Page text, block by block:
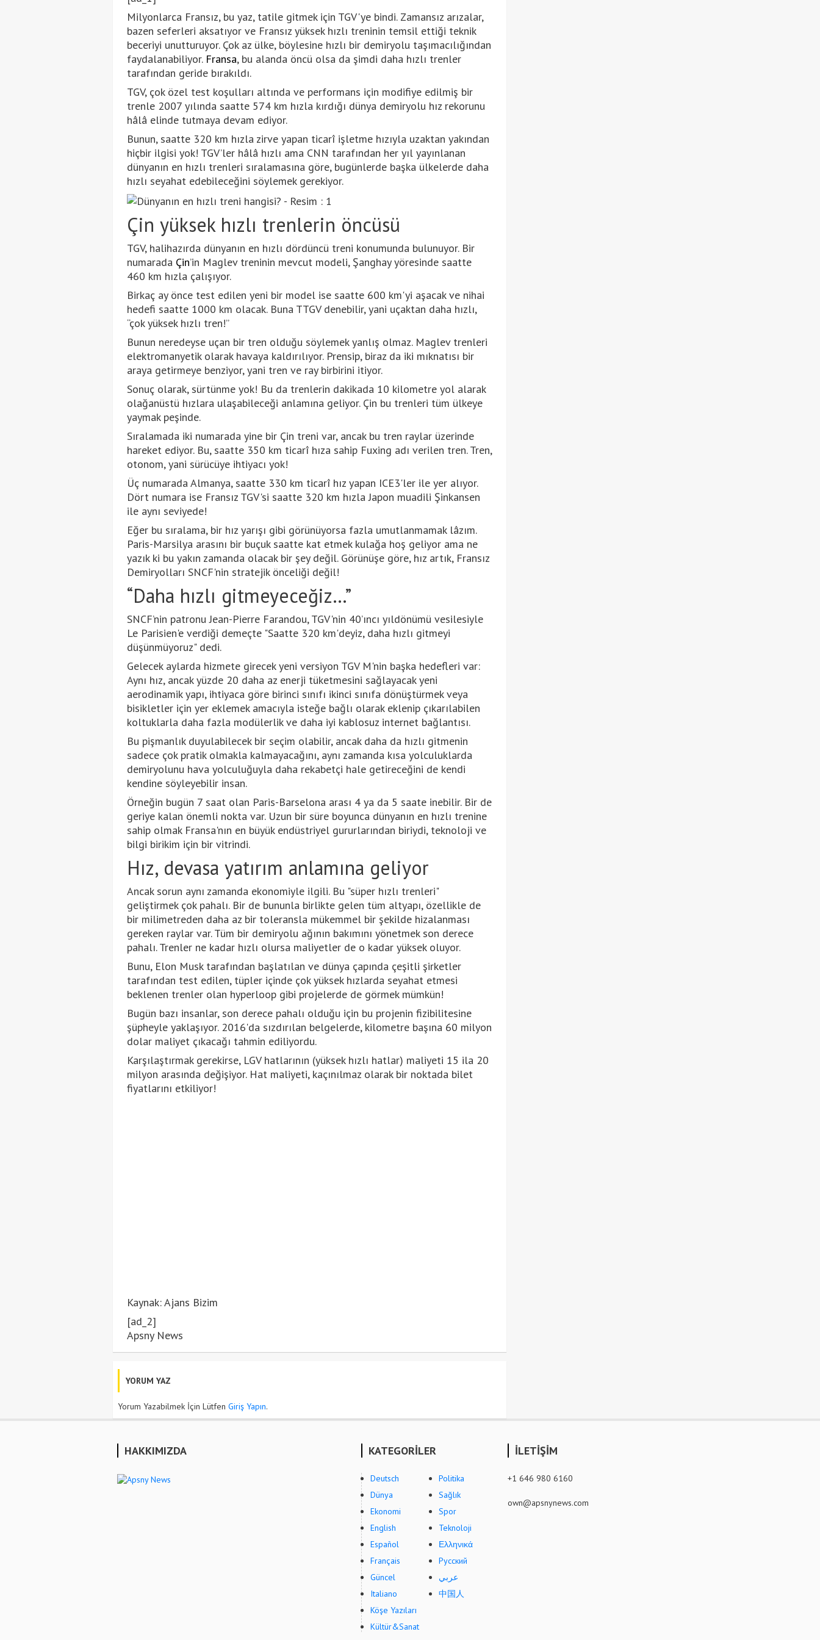
Milyonlarca Fransız, bu yaz, tatile gitmek için TGV'ye bindi. Zamansız arızalar,
bazen seferleri aksatıyor ve Fransız yüksek hızlı treninin temsil ettiği teknik
beceriyi unutturuyor. Çok az ülke, böylesine hızlı bir demiryolu taşımacılığından
faydalanabiliyor. Fransa, bu alanda öncü olsa da şimdi daha hızlı trenler
tarafından geride bırakıldı.
TGV, çok özel test koşulları altında ve performans için modifiye edilmiş bir
trenle 2007 yılında saatte 574 km hızla kırdığı dünya demiryolu hız rekorunu
hâlâ elinde tutmaya devam ediyor.
Bunun, saatte 320 km hızla zirve yapan ticarî işletme hızıyla uzaktan yakından
hiçbir ilgisi yok! TGV’ler hâlâ hızlı ama CNN tarafından her yıl yayınlanan
dünyanın en hızlı trenleri sıralamasına göre, bugünlerde başka ülkelerde daha
hızlı seyahat edebileceğini söylemek gerekiyor.
Çin yüksek hızlı trenlerin öncüsü
TGV, halihazırda dünyanın en hızlı dördüncü treni konumunda bulunuyor. Bir
numarada Çin’in Maglev treninin mevcut modeli, Şanghay yöresinde saatte
460 km hızla çalışıyor.
Birkaç ay önce test edilen yeni bir model ise saatte 600 km'yi aşacak ve nihai
hedefi saatte 1000 km olacak. Buna TTGV denebilir, yani uçaktan daha hızlı,
“çok yüksek hızlı tren!”
Bunun neredeyse uçan bir tren olduğu söylemek yanlış olmaz. Maglev trenleri
elektromanyetik olarak havaya kaldırılıyor. Prensip, biraz da iki mıknatısı bir
araya getirmeye benziyor, yani tren ve ray birbirini itiyor.
Sonuç olarak, sürtünme yok! Bu da trenlerin dakikada 10 kilometre yol alarak
olağanüstü hızlara ulaşabileceği anlamına geliyor. Çin bu trenleri tüm ülkeye
yaymak peşinde.
Sıralamada iki numarada yine bir Çin treni var, ancak bu tren raylar üzerinde
hareket ediyor. Bu, saatte 350 km ticarî hıza sahip Fuxing adı verilen tren. Tren,
otonom, yani sürücüye ihtiyacı yok!
Üç numarada Almanya, saatte 330 km ticarî hız yapan ICE3'ler ile yer alıyor.
Dört numara ise Fransız TGV'si saatte 320 km hızla Japon muadili Şinkansen
ile aynı seviyede!
Eğer bu sıralama, bir hız yarışı gibi görünüyorsa fazla umutlanmamak lâzım.
Paris-Marsilya arasını bir buçuk saatte kat etmek kulağa hoş geliyor ama ne
yazık ki bu yakın zamanda olacak bir şey değil. Görünüşe göre, hız artık, Fransız
Demiryolları SNCF'nin stratejik önceliği değil!
“Daha hızlı gitmeyeceğiz…”
SNCF’nin patronu Jean-Pierre Farandou, TGV'nin 40’ıncı yıldönümü vesilesiyle
Le Parisien'e verdiği demeçte "Saatte 320 km'deyiz, daha hızlı gitmeyi
düşünmüyoruz" dedi.
Gelecek aylarda hizmete girecek yeni versiyon TGV M'nin başka hedefleri var:
Aynı hız, ancak yüzde 20 daha az enerji tüketmesini sağlayacak yeni
aerodinamik yapı, ihtiyaca göre birinci sınıfı ikinci sınıfa dönüştürmek veya
bisikletler için yer eklemek amacıyla isteğe bağlı olarak eklenip çıkarılabilen
koltuklarla daha fazla modülerlik ve daha iyi kablosuz internet bağlantısı.
Bu pişmanlık duyulabilecek bir seçim olabilir, ancak daha da hızlı gitmenin
sadece çok pratik olmakla kalmayacağını, aynı zamanda kısa yolculuklarda
demiryolunu hava yolculuğuyla daha rekabetçi hale getireceğini de kendi
kendine söyleyebilir insan.
Örneğin bugün 7 saat olan Paris-Barselona arası 4 ya da 5 saate inebilir. Bir de
geriye kalan önemli nokta var. Uzun bir süre boyunca dünyanın en hızlı trenine
sahip olmak Fransa'nın en büyük endüstriyel gururlarından biriydi, teknoloji ve
bilgi birikim için bir vitrindi.
Hız, devasa yatırım anlamına geliyor
Ancak sorun aynı zamanda ekonomiyle ilgili. Bu "süper hızlı trenleri"
geliştirmek çok pahalı. Bir de bununla birlikte gelen tüm altyapı, özellikle de
bir milimetreden daha az bir toleransla mükemmel bir şekilde hizalanması
gereken raylar var. Tüm bir demiryolu ağının bakımını yönetmek son derece
pahalı. Trenler ne kadar hızlı olursa maliyetler de o kadar yüksek oluyor.
Bunu, Elon Musk tarafından başlatılan ve dünya çapında çeşitli şirketler
tarafından test edilen, tüpler içinde çok yüksek hızlarda seyahat etmesi
beklenen trenler olan hyperloop gibi projelerde de görmek mümkün!
Bugün bazı insanlar, son derece pahalı olduğu için bu projenin fizibilitesine
şüpheyle yaklaşıyor. 2016'da sızdırılan belgelerde, kilometre başına 60 milyon
dolar maliyet çıkacağı tahmin ediliyordu.
Karşılaştırmak gerekirse, LGV hatlarının (yüksek hızlı hatlar) maliyeti 15 ila 20
milyon arasında değişiyor. Hat maliyeti, kaçınılmaz olarak bir noktada bilet
fiyatlarını etkiliyor!
Kaynak: Ajans Bizim
[ad_2]
Apsny News
YORUM YAZ
Yorum Yazabilmek İçin Lütfen Giriş Yapın.
HAKKIMIZDA KATEGORİLER
Deutsch
Dünya
Ekonomi
English
Español
Français
Güncel
Italiano
Köşe Yazıları
Kültür&Sanat
Politika
Sağlık
Spor
Teknoloji
Ελληνικά
Русский
عربي
中国人
İLETİŞİM
+1 646 980 6160
own@apsnynews.com